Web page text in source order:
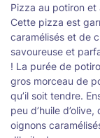
Pizza au potiron et
Cette pizza est
caramélisés et de
savoureuse et
! La purée de
gros morceau de
qu’il soit tendre.
peu d’huile
oignons